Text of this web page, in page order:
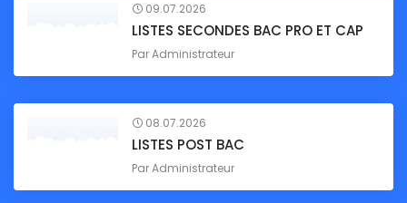
09.07.2026
LISTES SECONDES BAC PRO ET CAP
ParAdministrateur
08.07.2026
LISTES POST BAC
ParAdministrateur